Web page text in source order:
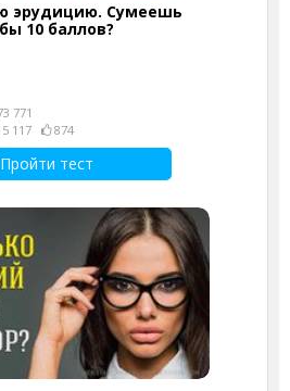
эрудицию. Сумеешь
10 баллов?
771
117
874
Пройти тест